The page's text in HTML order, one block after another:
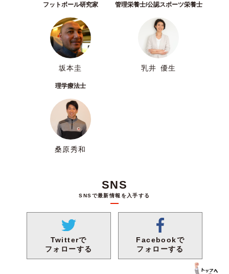
フットボール研究家
坂本圭
管理栄養士/公認スポーツ栄養士
乳井 優生
理学療法士
桑原秀和
SNS
SNSで最新情報を入手する
Twitterで
フォローする
Facebookで
フォローする